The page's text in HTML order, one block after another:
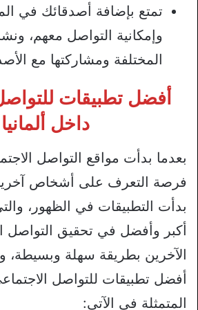
تمتع بإضافة أصدقائك في
وإمكانية التواصل معهم،
المختلفة ومشاركتها مع
أفضل تطبيقات
داخل ألمانيا
بعدما بدأت مواقع التواصل
فرصة التعرف على أشخاص
بدأت التطبيقات في الظهور،
أكبر وأفضل في تحقيق التواصل
الآخرين بطريقة سهلة وبسيطة،
أفضل تطبيقات للتواصل
المتمثلة في الآتي: